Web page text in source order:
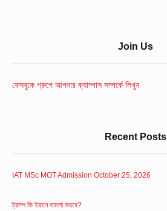
Area
Join Us
ফেসবুকে গ্রুপে আপনার ক্যাম্পাস সম্পর্কে লিখুন
Recent Posts
IAT MSc MOT Admission October 25, 2026
ট্রাম্প কি ইরানে হামলা করবে?